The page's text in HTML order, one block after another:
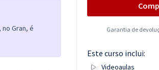
Gran, é
Garantia de
Este curso inclui:
Videoaulas